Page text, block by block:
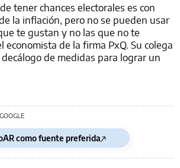
tener chances electorales es con
la inflación, pero no se pueden usar
te gustan y no las que no te
economista de la firma PxQ. Su colega
de medidas para lograr un
como fuente preferida